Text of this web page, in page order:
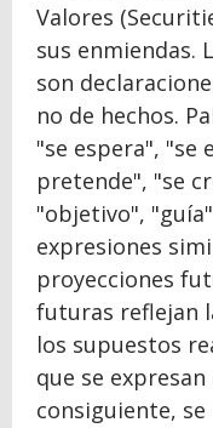
Valores
sus enmiendas.
son
no de hechos.
"se espera", "se
pretende", "se
"objetivo",
expresiones
proyecciones
futuras reflejan
los supuestos
que se
consiguiente,